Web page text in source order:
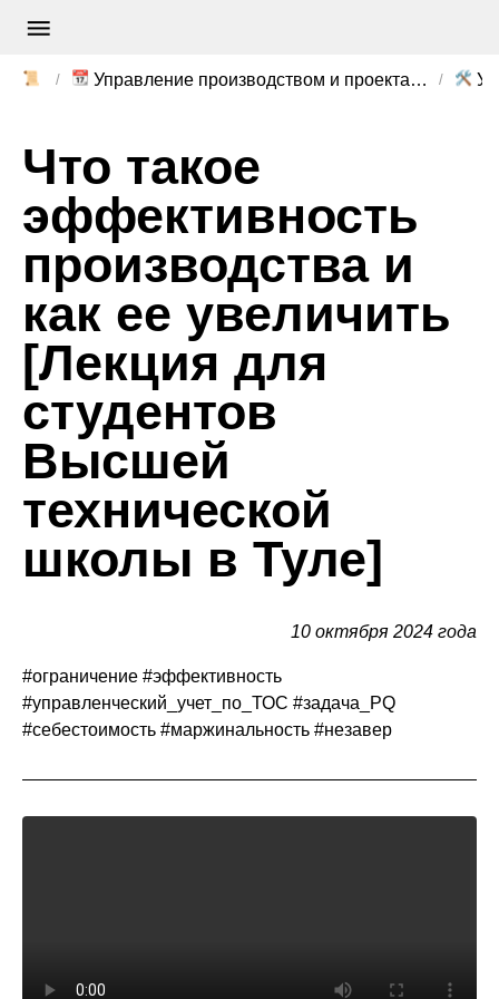
📜 📆 Управление производством и проектами 🛠️
Что такое
эффективность
производства и
как ее увеличить
[Лекция для
студентов
Высшей
технической
школы в Туле]
10 октября 2024 года
#ограничение #эффективность
#управленческий_учет_по_ТОС #задача_PQ
#себестоимость #маржинальность #незавер